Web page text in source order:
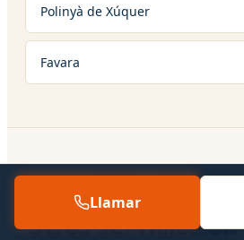
Polinyà de Xúquer
Favara
Otros servicios en
Llamar